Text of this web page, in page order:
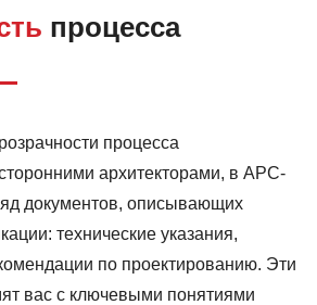
процесса
процесса
архитекторами, в АРС-
документов, описывающих
технические указания,
по проектированию. Эти
вас с ключевыми понятиями